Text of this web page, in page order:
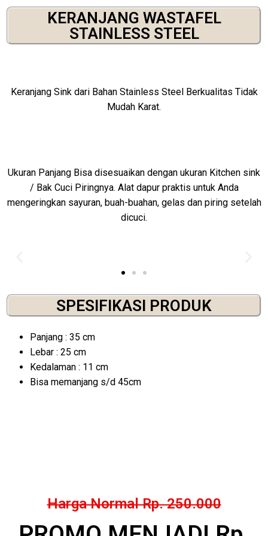
KERANJANG WASTAFEL
STAINLESS STEEL
Keranjang Sink dari Bahan Stainless Steel Berkualitas Tidak
Mudah Karat.
Ukuran Panjang Bisa disesuaikan dengan ukuran Kitchen sink
/ Bak Cuci Piringnya. Alat dapur praktis untuk Anda
mengeringkan sayuran, buah-buahan, gelas dan piring setelah
dicuci.
SPESIFIKASI PRODUK
Panjang : 35 cm
Lebar : 25 cm
Kedalaman : 11 cm
Bisa memanjang s/d 45cm
Harga Normal Rp. 250.000